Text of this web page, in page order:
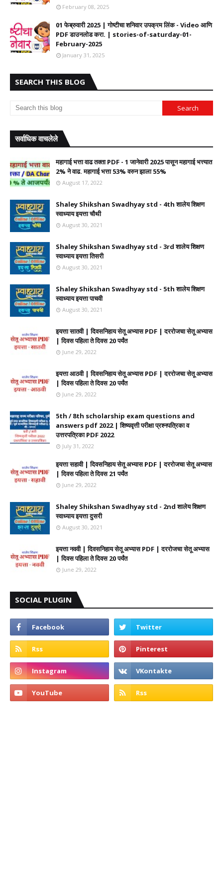
February 08, 2025
01 फेब्रुवारी 2025 | गोष्टीचा शनिवार उपक्रम लिंक - Video आणि
PDF डाउनलोड करा. | stories-of-saturday-01-
February-2025
January 31, 2025
SEARCH THIS BLOG
सर्वाधिक वाचलेले
महागाई भत्ता वाढ तक्ता PDF - 1 जानेवारी 2025 पासून महागाई भत्त्यात
2% ने वाढ. महागाई भत्ता 53% वरुन झाला 55%
August 17, 2022
Shaley Shikshan Swadhyay std - 4th शालेय शिक्षण
स्वाध्याय इयत्ता चौथी
August 30, 2021
Shaley Shikshan Swadhyay std - 3rd शालेय शिक्षण
स्वाध्याय इयत्ता तिसरी
August 30, 2021
Shaley Shikshan Swadhyay std - 5th शालेय शिक्षण
स्वाध्याय इयत्ता पाचवी
August 30, 2021
इयत्ता सातवी | दिवसनिहाय सेतू अभ्यास PDF | दररोजचा सेतू अभ्यास
| दिवस पहिला ते दिवस 20 पर्यंत
June 29, 2022
इयत्ता आठवी | दिवसनिहाय सेतू अभ्यास PDF | दररोजचा सेतू अभ्यास
| दिवस पहिला ते दिवस 20 पर्यंत
June 29, 2022
5th / 8th scholarship exam questions and
answers pdf 2022 | शिष्यवृत्ती परीक्षा प्रश्नपत्रिका व
उत्तरपत्रिका PDF 2022
July 31, 2022
इयत्ता सहावी | दिवसनिहाय सेतू अभ्यास PDF | दररोजचा सेतू अभ्यास
| दिवस पहिला ते दिवस 21 पर्यंत
June 29, 2022
Shaley Shikshan Swadhyay std - 2nd शालेय शिक्षण
स्वाध्याय इयत्ता दुसरी
August 30, 2021
इयत्ता नववी | दिवसनिहाय सेतू अभ्यास PDF | दररोजचा सेतू अभ्यास
| दिवस पहिला ते दिवस 20 पर्यंत
June 29, 2022
SOCIAL PLUGIN